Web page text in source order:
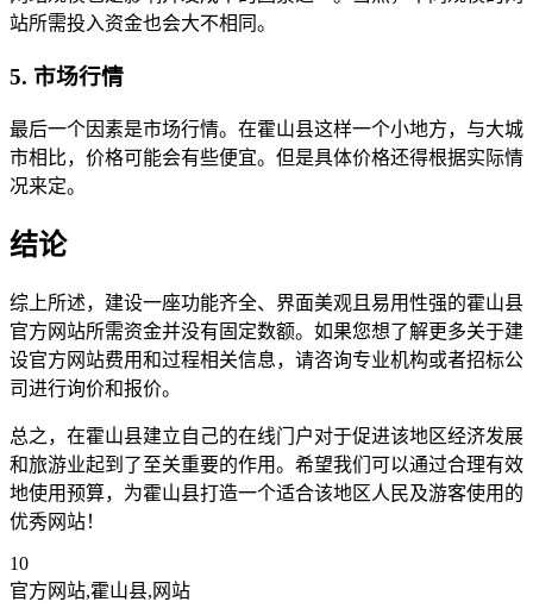
站所需投入资金也会大不相同。
5. 市场行情
最后一个因素是市场行情。在霍山县这样一个小地方，与大城
市相比，价格可能会有些便宜。但是具体价格还得根据实际情
况来定。
结论
综上所述，建设一座功能齐全、界面美观且易用性强的霍山县
官方网站所需资金并没有固定数额。如果您想了解更多关于建
设官方网站费用和过程相关信息，请咨询专业机构或者招标公
司进行询价和报价。
总之，在霍山县建立自己的在线门户对于促进该地区经济发展
和旅游业起到了至关重要的作用。希望我们可以通过合理有效
地使用预算，为霍山县打造一个适合该地区人民及游客使用的
优秀网站！
10
官方网站,霍山县,网站